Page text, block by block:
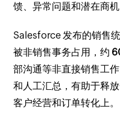
馈、异常问题和潜在商机
Salesforce 发布的销售
被非销售事务占用，约
部沟通等非直接销售工
和人工汇总，有助于释
客户经营和订单转化上。